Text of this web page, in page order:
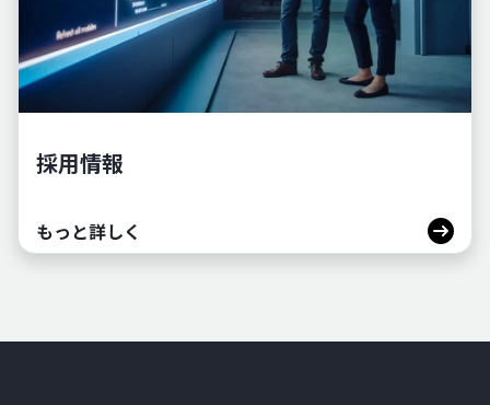
採用情報
もっと詳しく